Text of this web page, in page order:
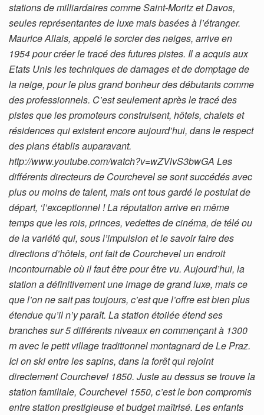
stations de milliardaires comme Saint-Moritz et Davos,
seules représentantes de luxe mais basées à l’étranger.
Maurice Allais, appelé le sorcier des neiges, arrive en
1954 pour créer le tracé des futures pistes. Il a acquis aux
Etats Unis les techniques de damages et de domptage de
la neige, pour le plus grand bonheur des débutants comme
des professionnels. C’est seulement après le tracé des
pistes que les promoteurs construisent, hôtels, chalets et
résidences qui existent encore aujourd’hui, dans le respect
des plans établis auparavant.
http://www.youtube.com/watch?v=wZVlvS3bwGA Les
différents directeurs de Courchevel se sont succédés avec
plus ou moins de talent, mais ont tous gardé le postulat de
départ, ‘l’exceptionnel ! La réputation arrive en même
temps que les rois, princes, vedettes de cinéma, de télé ou
de la variété qui, sous l’impulsion et le savoir faire des
directions d’hôtels, ont fait de Courchevel un endroit
incontournable où il faut être pour être vu. Aujourd’hui, la
station a définitivement une image de grand luxe, mais ce
que l’on ne sait pas toujours, c’est que l’offre est bien plus
étendue qu’il n’y paraît. La station étoilée étend ses
branches sur 5 différents niveaux en commençant à 1300
m avec le petit village traditionnel montagnard de Le Praz.
Ici on ski entre les sapins, dans la forêt qui rejoint
directement Courchevel 1850. Juste au dessus se trouve la
station familiale, Courchevel 1550, c’est le bon compromis
entre station prestigieuse et budget maîtrisé. Les enfants